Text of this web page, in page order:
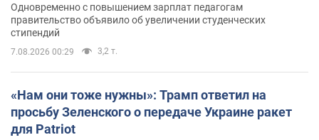
Одновременно с повышением зарплат педагогам
правительство объявило об увеличении студенческих
стипендий
7.08.2026 00:29 3,2 т.
«Нам они тоже нужны»: Трамп ответил на
просьбу Зеленского о передаче Украине ракет
для Patriot